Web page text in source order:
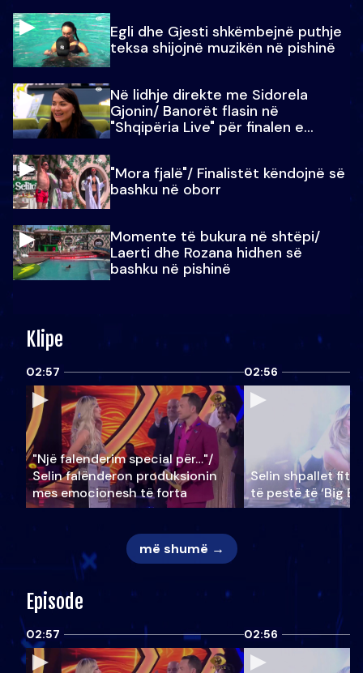
Egli dhe Gjesti shkëmbejnë puthje
teksa shijojnë muzikën në pishinë
Në lidhje direkte me Sidorela
Gjonin/ Banorët flasin në
"Shqipëria Live" për finalen e
"Mora fjalë"/ Finalistët këndojnë së
bashku në oborr
Momente të bukura në shtëpi/
Laerti dhe Rozana hidhen së
bashku në pishinë
Klipe
02:57
"Një falenderim special për…"/
Selin falënderon produksionin
mes emocionesh të forta
02:56
Selin shpallet
të pestë të ‘Big
më shumë →
Episode
02:57 02:56